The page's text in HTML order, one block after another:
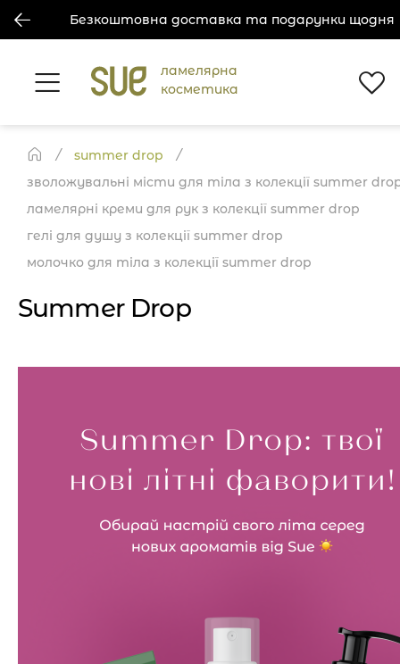
Безкоштовна доставка та подарунки щодня
ламелярна
косметика
summer drop
зволожувальні місти для тіла з колекції summer
ламелярні креми для рук з колекції summer drop
гелі для душу з колекції summer drop
молочко для тіла з колекції summer drop
Summer Drop